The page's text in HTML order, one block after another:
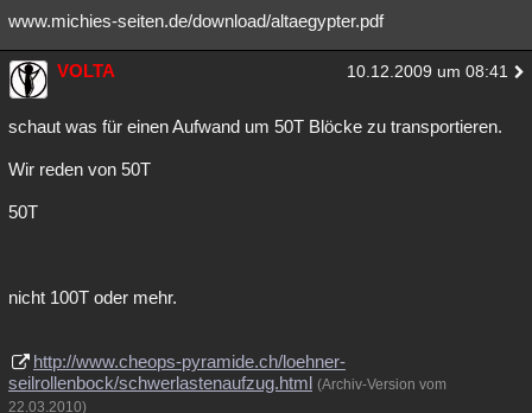
www.michies-seiten.de/download/altaegypter.pdf
VOLTA 10.12.2009 um 08:41
schaut was für einen Aufwand um 50T Blöcke zu transportieren.
Wir reden von 50T
50T
nicht 100T oder mehr.
http://www.cheops-pyramide.ch/loehner-
seilrollenbock/schwerlastenaufzug.html (Archiv-Version vom
22.03.2010)